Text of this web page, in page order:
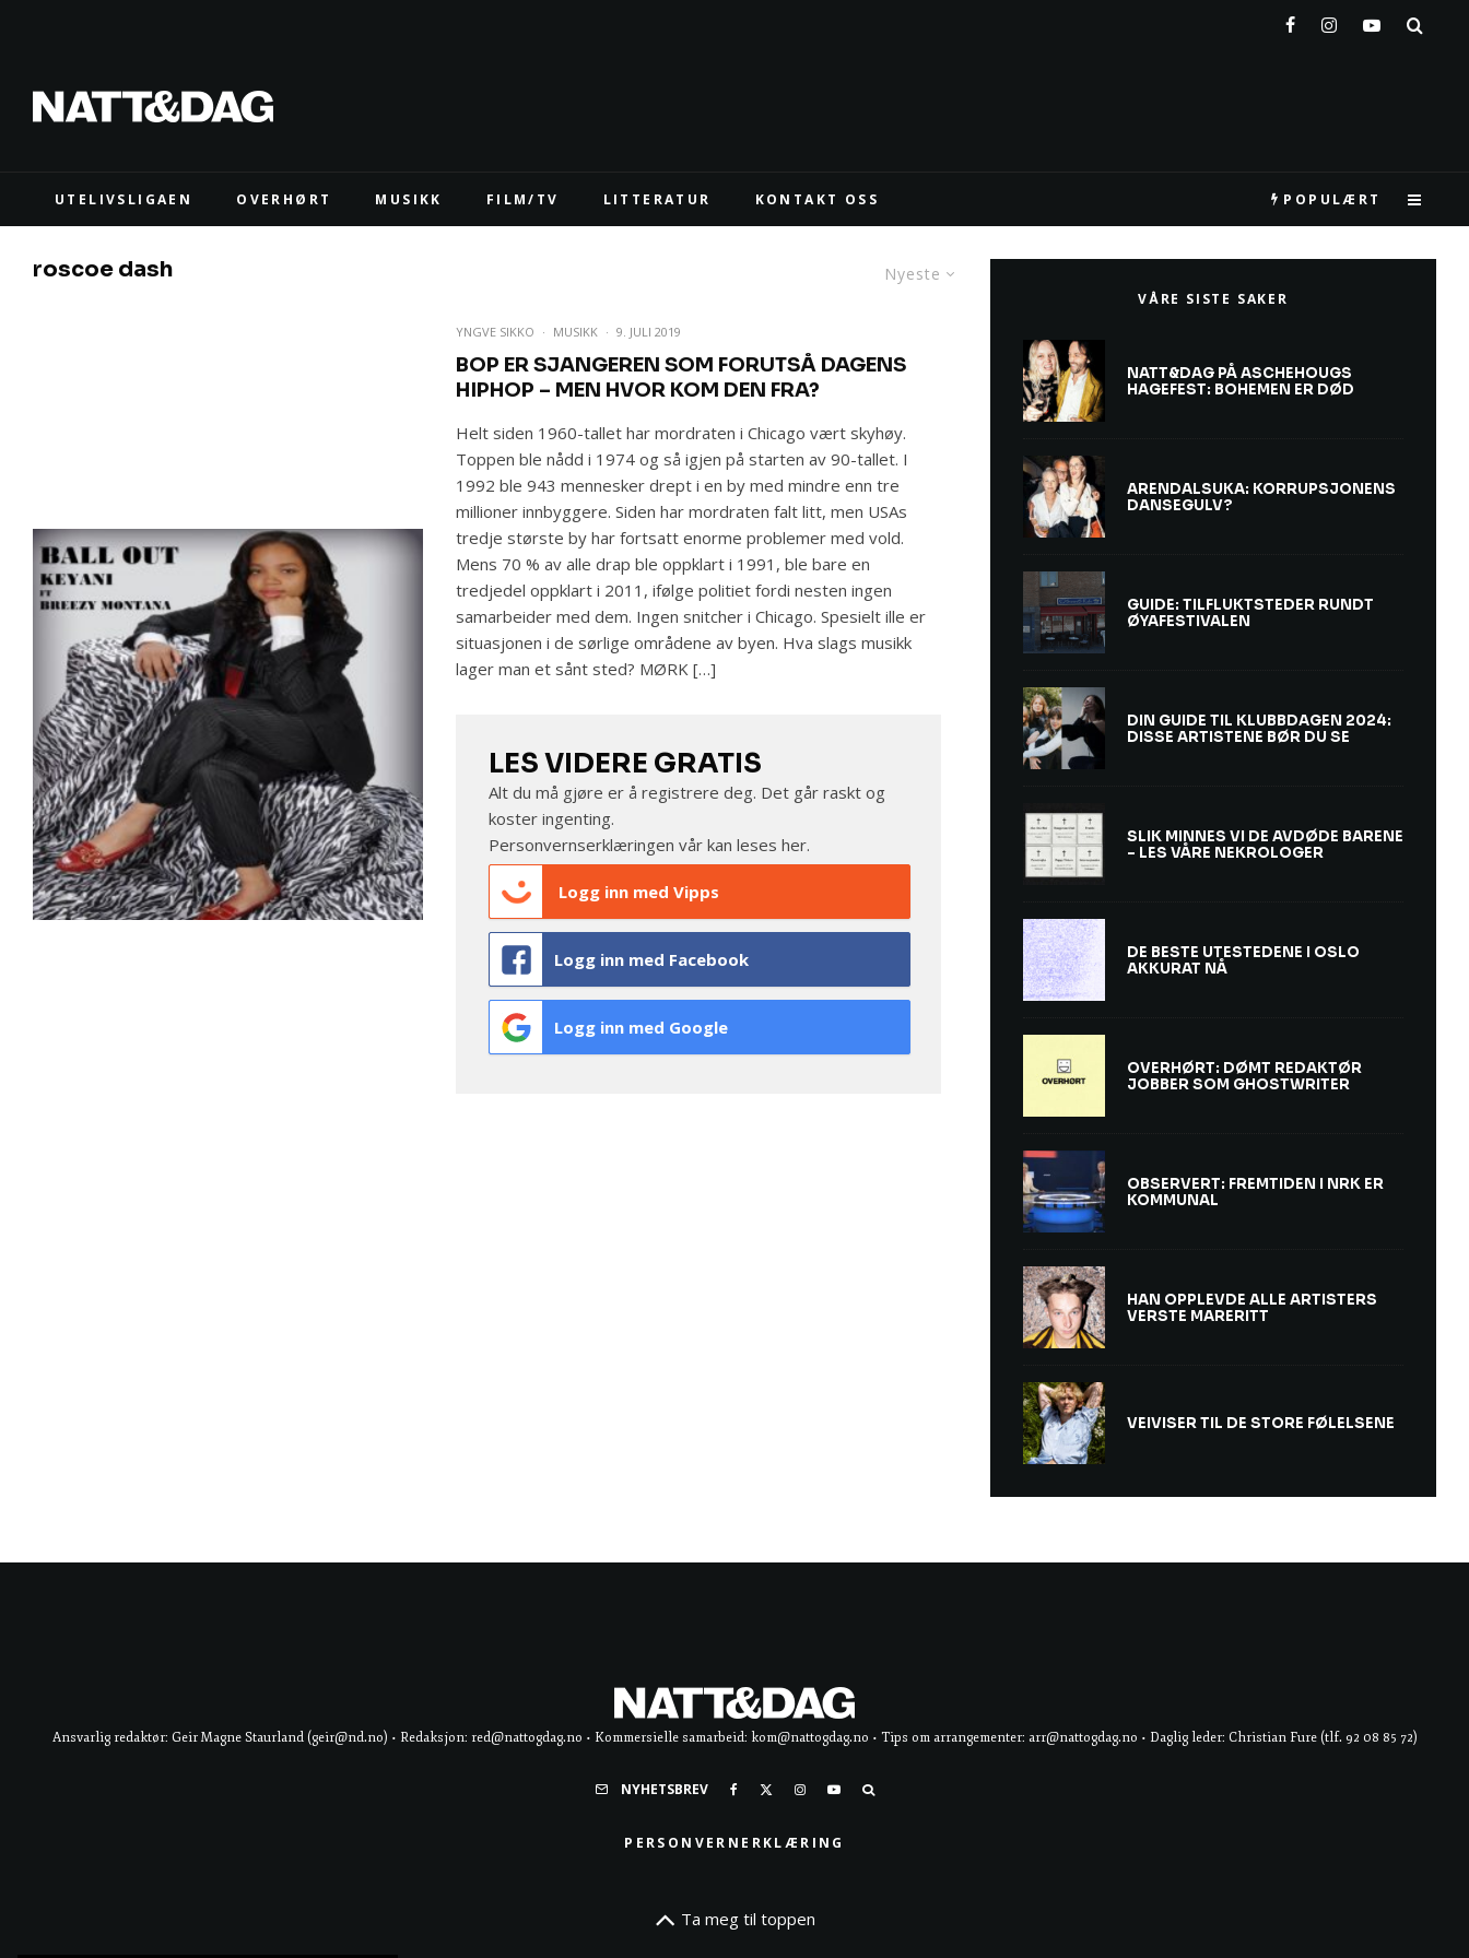
UTELIVSLIGAEN OVERHØRT MUSIKK FILM/TV LITTERATUR KONTAKT OSS POPULÆRT
Nyeste
roscoe dash
YNGVE SIKKO · MUSIKK · 9. JULI 2019
BOP ER SJANGEREN SOM FORUTSÅ DAGENS
HIPHOP – MEN HVOR KOM DEN FRA?
Helt siden 1960-tallet har mordraten i Chicago vært skyhøy.
Toppen ble nådd i 1974 og så igjen på starten av 90-tallet. I
1992 ble 943 mennesker drept i en by med mindre enn tre
millioner innbyggere. Siden har mordraten falt litt, men USAs
tredje største by har fortsatt enorme problemer med vold.
Mens 70 % av alle drap ble oppklart i 1991, ble bare en
tredjedel oppklart i 2011, ifølge politiet fordi nesten ingen
samarbeider med dem. Ingen snitcher i Chicago. Spesielt ille er
situasjonen i de sørlige områdene av byen. Hva slags musikk
lager man et sånt sted? MØRK […]
LES VIDERE GRATIS
Alt du må gjøre er å registrere deg. Det går raskt og
koster ingenting.
Personvernserklæringen vår kan lesesher.
Logg inn med Vipps
Logg inn med Facebook
Logg inn med Google
VÅRE SISTE SAKER
NATT&DAG PÅ ASCHEHOUGS
HAGEFEST: BOHEMEN ER DØD
ARENDALSUKA: KORRUPSJONENS
DANSEGULV?
GUIDE: TILFLUKTSTEDER RUNDT
ØYAFESTIVALEN
DIN GUIDE TIL KLUBBDAGEN 2024:
DISSE ARTISTENE BØR DU SE
SLIK MINNES VI DE AVDØDE BARENE
– LES VÅRE NEKROLOGER
DE BESTE UTESTEDENE I OSLO
AKKURAT NÅ
OVERHØRT: DØMT REDAKTØR
JOBBER SOM GHOSTWRITER
OBSERVERT: FREMTIDEN I NRK ER
KOMMUNAL
HAN OPPLEVDE ALLE ARTISTERS
VERSTE MARERITT
VEIVISER TIL DE STORE FØLELSENE
Ansvarlig redaktør: Geir Magne Staurland (geir@nd.no) • Redaksjon: red@nattogdag.no • Kommersielle samarbeid: kom@nattogdag.no • Tips om arrangementer: arr@nattogdag.no • Daglig leder: Christian Fure (tlf. 92 08 85 72)
NYHETSBREV
PERSONVERNERKLÆRING
Ta meg til toppen